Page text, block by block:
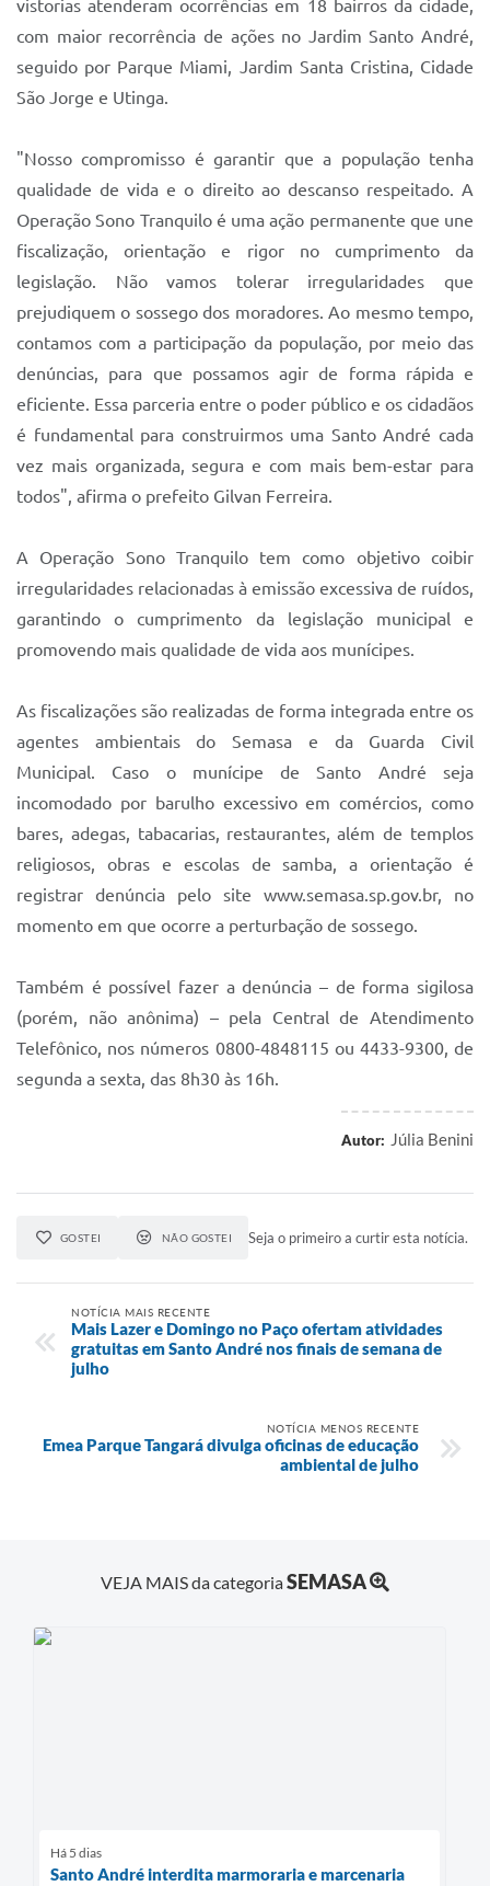
vistorias atenderam ocorrências em 18 bairros da cidade,
com maior recorrência de ações no Jardim Santo André,
seguido por Parque Miami, Jardim Santa Cristina, Cidade
São Jorge e Utinga.
"Nosso compromisso é garantir que a população tenha
qualidade de vida e o direito ao descanso respeitado. A
Operação Sono Tranquilo é uma ação permanente que une
fiscalização, orientação e rigor no cumprimento da
legislação. Não vamos tolerar irregularidades que
prejudiquem o sossego dos moradores. Ao mesmo tempo,
contamos com a participação da população, por meio das
denúncias, para que possamos agir de forma rápida e
eficiente. Essa parceria entre o poder público e os cidadãos
é fundamental para construirmos uma Santo André cada
vez mais organizada, segura e com mais bem-estar para
todos", afirma o prefeito Gilvan Ferreira.
A Operação Sono Tranquilo tem como objetivo coibir
irregularidades relacionadas à emissão excessiva de ruídos,
garantindo o cumprimento da legislação municipal e
promovendo mais qualidade de vida aos munícipes.
As fiscalizações são realizadas de forma integrada entre os
agentes ambientais do Semasa e da Guarda Civil
Municipal. Caso o munícipe de Santo André seja
incomodado por barulho excessivo em comércios, como
bares, adegas, tabacarias, restaurantes, além de templos
religiosos, obras e escolas de samba, a orientação é
registrar denúncia pelo site www.semasa.sp.gov.br, no
momento em que ocorre a perturbação de sossego.
Também é possível fazer a denúncia – de forma sigilosa
(porém, não anônima) – pela Central de Atendimento
Telefônico, nos números 0800-4848115 ou 4433-9300, de
segunda a sexta, das 8h30 às 16h.
Autor: Júlia Benini
GOSTEI NÃO GOSTEI Seja o primeiro a curtir esta notícia.
NOTÍCIA MAIS RECENTE
Mais Lazer e Domingo no Paço ofertam atividades
gratuitas em Santo André nos finais de semana de
julho
NOTÍCIA MENOS RECENTE
Emea Parque Tangará divulga oficinas de educação
ambiental de julho
VEJA MAIS da categoriaSEMASA
Há 5 dias
Santo André interdita marmoraria e marcenaria